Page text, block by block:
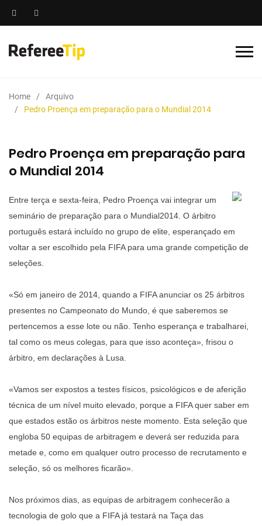
Home
Arquivo
Pedro Proença em preparação para o Mundial 2014
Pedro Proença em preparação para
o Mundial 2014
Entre terça e sexta-feira, Pedro Proença vai integrar um
seminário de preparação para o Mundial2014. O árbitro
português estará incluído no grupo de elite, esperançado em
voltar a ser escolhido pela FIFA para uma grande competição de
seleções.
«Só em janeiro de 2014, quando a FIFA anunciar os 25 árbitros
presentes no Campeonato do Mundo, é que saberemos se
pertencemos a esse lote ou não. Tenho esperança e trabalharei,
tal como os meus colegas, para que isso aconteça», frisou o
árbitro, em declarações à Lusa.
«Vamos ser expostos a testes físicos, psicológicos e de aferição
técnica de um nível muito elevado, porque a FIFA quer saber em
que estados estão os árbitros neste momento. Esta seleção que
engloba 50 equipas de arbitragem e deverá ser reduzida para
metade e, como em qualquer outro processo de recrutamento e
seleção, só os melhores ficarão».
Nos próximos dias, as equipas de arbitragem conhecerão a
tecnologia de golo que a FIFA já testará na Taça das